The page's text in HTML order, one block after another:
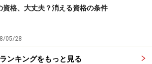
資格、大丈夫？消える資格の条件
05/28
ランキングをもっと見る